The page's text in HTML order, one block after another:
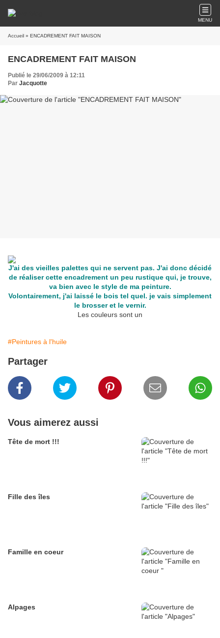
MENU
Accueil » ENCADREMENT FAIT MAISON
ENCADREMENT FAIT MAISON
Publié le 29/06/2009 à 12:11
Par Jacquotte
J'ai des vieilles palettes qui ne servent pas. J'ai donc décidé
de réaliser cette encadrement un peu rustique qui, je trouve,
va bien avec le style de ma peinture.
Volontairement, j'ai laissé le bois tel quel. je vais simplement
le brosser et le vernir.
Les couleurs sont un
#Peintures à l'huile
Partager
Vous aimerez aussi
Tête de mort !!!
Fille des îles
Famille en coeur
Alpages